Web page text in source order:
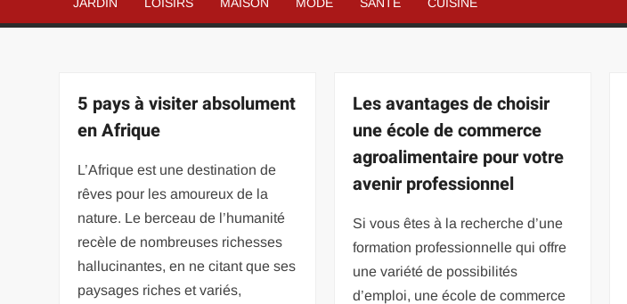
5 pays à visiter absolument
en Afrique
L’Afrique est une destination de
rêves pour les amoureux de la
nature. Le berceau de l’humanité
recèle de nombreuses richesses
hallucinantes, en ne citant que ses
paysages riches et variés,
Les avantages de choisir
une école de commerce
agroalimentaire pour votre
avenir professionnel
Si vous êtes à la recherche d’une
formation professionnelle qui offre
une variété de possibilités
d’emploi, une école de commerce